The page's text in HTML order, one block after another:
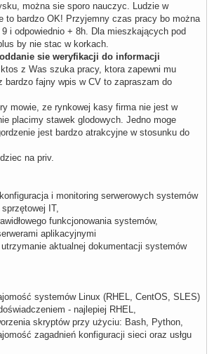
można sie sporo nauczyc. Ludzie w
to bardzo OK! Przyjemny czas pracy bo można
i odpowiednio + 8h. Dla mieszkających pod
by nie stac w korkach.
sie weryfikacji do informacji
z Was szuka pracy, ktora zapewni mu
bardzo fajny wpis w CV to zapraszam do
mowie, ze rynkowej kasy firma nie jest w
placimy stawek glodowych. Jedno moge
jest bardzo atrakcyjne w stosunku do
na priv.
i monitoring serwerowych systemów
IT,
funkcjonowania systemów,
aplikacyjnymi
aktualnej dokumentacji systemów
systemów Linux (RHEL, CentOS, SLES)
- najlepiej RHEL,
skryptów przy użyciu: Bash, Python,
zagadnień konfiguracji sieci oraz usłgu